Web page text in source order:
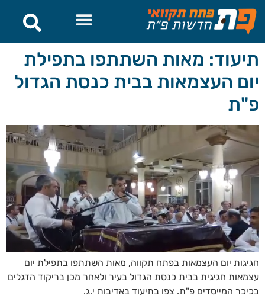
לתוכן
תיעוד: מאות השתתפו בתפילת
יום העצמאות בבית כנסת הגדול
פ"ת
חגיגות יום העצמאות בפתח תקווה, מאות השתתפו בתפילת יום
עצמאות חגיגית בבית כנסת הגדול בעיר ולאחר מכן בריקוד הדגלים
בכיכר המייסדים פ"ת. צפו בתיעוד באדיבות י.ג.